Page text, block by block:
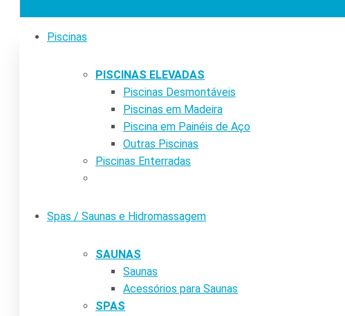
Piscinas
PISCINAS ELEVADAS
Piscinas Desmontáveis
Piscinas em Madeira
Piscina em Painéis de Aço
Outras Piscinas
Piscinas Enterradas
Spas / Saunas e Hidromassagem
SAUNAS
Saunas
Acessórios para Saunas
SPAS